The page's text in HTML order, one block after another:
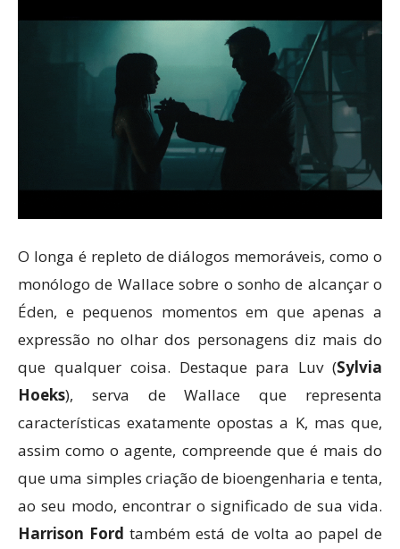
O longa é repleto de diálogos memoráveis, como o
monólogo de Wallace sobre o sonho de alcançar o
Éden, e pequenos momentos em que apenas a
expressão no olhar dos personagens diz mais do
que qualquer coisa. Destaque para Luv (Sylvia
Hoeks), serva de Wallace que representa
características exatamente opostas a K, mas que,
assim como o agente, compreende que é mais do
que uma simples criação de bioengenharia e tenta,
ao seu modo, encontrar o significado de sua vida.
Harrison Ford também está de volta ao papel de